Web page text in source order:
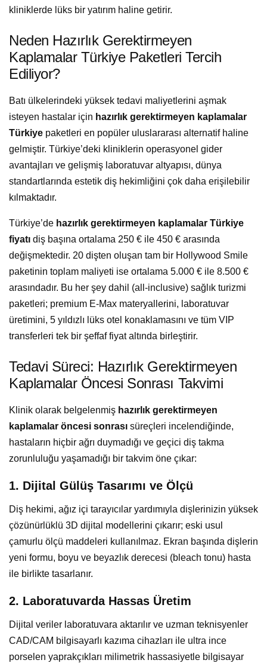
kliniklerde lüks bir yatırım haline getirir.
Neden Hazırlık Gerektirmeyen
Kaplamalar Türkiye Paketleri Tercih
Ediliyor?
Batı ülkelerindeki yüksek tedavi maliyetlerini aşmak
isteyen hastalar için hazırlık gerektirmeyen kaplamalar
Türkiye paketleri en popüler uluslararası alternatif haline
gelmiştir. Türkiye’deki kliniklerin operasyonel gider
avantajları ve gelişmiş laboratuvar altyapısı, dünya
standartlarında estetik diş hekimliğini çok daha erişilebilir
kılmaktadır.
Türkiye’de hazırlık gerektirmeyen kaplamalar Türkiye
fiyatı diş başına ortalama 250 € ile 450 € arasında
değişmektedir. 20 dişten oluşan tam bir Hollywood Smile
paketinin toplam maliyeti ise ortalama 5.000 € ile 8.500 €
arasındadır. Bu her şey dahil (all-inclusive) sağlık turizmi
paketleri; premium E-Max materyallerini, laboratuvar
üretimini, 5 yıldızlı lüks otel konaklamasını ve tüm VIP
transferleri tek bir şeffaf fiyat altında birleştirir.
Tedavi Süreci: Hazırlık Gerektirmeyen
Kaplamalar Öncesi Sonrası Takvimi
Klinik olarak belgelenmiş hazırlık gerektirmeyen
kaplamalar öncesi sonrası süreçleri incelendiğinde,
hastaların hiçbir ağrı duymadığı ve geçici diş takma
zorunluluğu yaşamadığı bir takvim öne çıkar:
1. Dijital Gülüş Tasarımı ve Ölçü
Diş hekimi, ağız içi tarayıcılar yardımıyla dişlerinizin yüksek
çözünürlüklü 3D dijital modellerini çıkarır; eski usul
çamurlu ölçü maddeleri kullanılmaz. Ekran başında dişlerin
yeni formu, boyu ve beyazlık derecesi (bleach tonu) hasta
ile birlikte tasarlanır.
2. Laboratuvarda Hassas Üretim
Dijital veriler laboratuvara aktarılır ve uzman teknisyenler
CAD/CAM bilgisayarlı kazıma cihazları ile ultra ince
porselen yaprakçıkları milimetrik hassasiyetle bilgisayar